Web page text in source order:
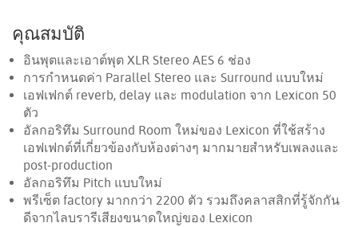
คุณสมบัติ
อินพุตและเอาต์พุต XLR Stereo AES 6 ช่อง
การกำหนดค่า Parallel Stereo และ Surround แบบใหม่
เอฟเฟกต์ reverb, delay และ modulation จาก Lexicon 50
ตัว
อัลกอริทึม Surround Room ใหม่ของ Lexicon ที่ใช้สร้าง
เอฟเฟกต์ที่เกี่ยวข้องกับห้องต่างๆ มากมายสำหรับเพลงและ
post-production
อัลกอริทึม Pitch แบบใหม่
พรีเซ็ต factory มากกว่า 2200 ตัว รวมถึงคลาสสิกที่รู้จักกัน
ดีจากไลบรารีเสียงขนาดใหญ่ของ Lexicon